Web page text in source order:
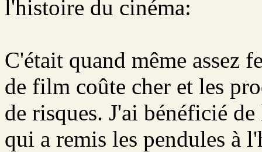
l'histoire du cinéma:
C'était quand même assez
de film coûte cher et les
de risques. J'ai bénéficié
qui a remis les pendules à